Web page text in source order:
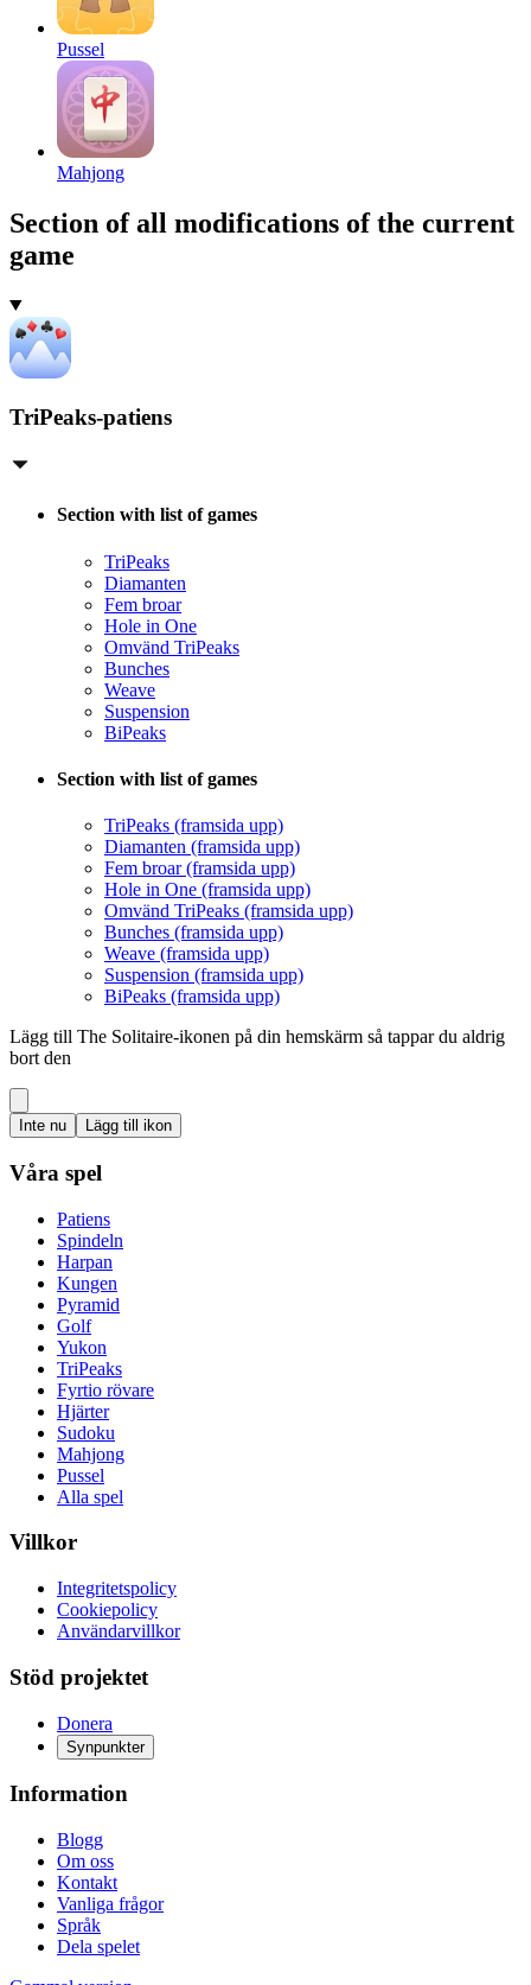
Pussel
Mahjong
Section of all modifications of the current
game
TriPeaks-patiens
Section with list of games
TriPeaks
Diamanten
Fem broar
Hole in One
Omvänd TriPeaks
Bunches
Weave
Suspension
BiPeaks
Section with list of games
TriPeaks (framsida upp)
Diamanten (framsida upp)
Fem broar (framsida upp)
Hole in One (framsida upp)
Omvänd TriPeaks (framsida upp)
Bunches (framsida upp)
Weave (framsida upp)
Suspension (framsida upp)
BiPeaks (framsida upp)
Lägg till The Solitaire-ikonen på din hemskärm så tappar du aldrig
bort den
Inte nu Lägg till ikon
Våra spel
Patiens
Spindeln
Harpan
Kungen
Pyramid
Golf
Yukon
TriPeaks
Fyrtio rövare
Hjärter
Sudoku
Mahjong
Pussel
Alla spel
Villkor
Integritetspolicy
Cookiepolicy
Användarvillkor
Stöd projektet
Donera
Synpunkter
Information
Blogg
Om oss
Kontakt
Vanliga frågor
Språk
Dela spelet